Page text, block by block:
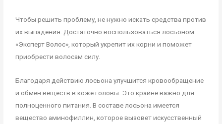
Чтобы решить проблему, не нужно искать средства против
их выпадения. Достаточно воспользоваться лосьоном
«Эксперт Волос», который укрепит их корни и поможет
приобрести волосам силу.
Благодаря действию лосьона улучшится кровообращение
и обмен веществ в коже головы. Это крайне важно для
полноценного питания. В составе лосьона имеется
вещество аминофиллин, которое вызовет искусственный